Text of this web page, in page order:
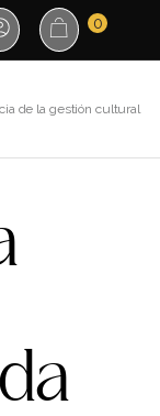
0
de la gestión cultural